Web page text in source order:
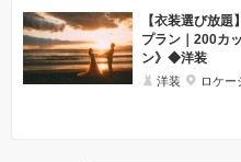
【衣装選び放
プラン｜200カ
ン》◆洋装
洋装 ロケー